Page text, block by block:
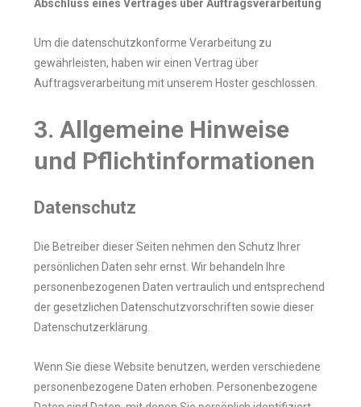
Abschluss eines Vertrages über Auftragsverarbeitung
Um die datenschutzkonforme Verarbeitung zu
gewährleisten, haben wir einen Vertrag über
Auftragsverarbeitung mit unserem Hoster geschlossen.
3. Allgemeine Hinweise
und Pflichtinformationen
Datenschutz
Die Betreiber dieser Seiten nehmen den Schutz Ihrer
persönlichen Daten sehr ernst. Wir behandeln Ihre
personenbezogenen Daten vertraulich und entsprechend
der gesetzlichen Datenschutzvorschriften sowie dieser
Datenschutzerklärung.
Wenn Sie diese Website benutzen, werden verschiedene
personenbezogene Daten erhoben. Personenbezogene